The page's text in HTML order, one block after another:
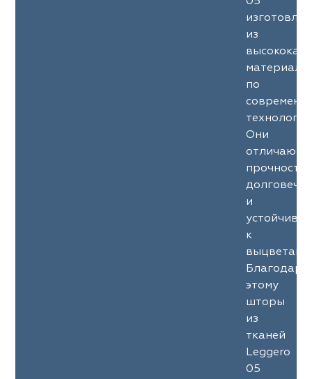
из
по
Они
и
к
Благодаря
этому
шторы
из
тканей
Leggero
05